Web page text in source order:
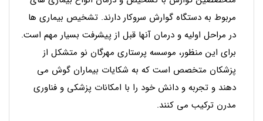
مربوط به دستگاه گوارش سروکار دارند. تشخیص بیماری ها
در مراحل اولیه و درمان آنها قبل از پیشرفت بسیار مهم است.
برای این منظور، موسسه پرستاری مهرگان نو متشکل از
پزشکان متخصص است که به شکایات بیماران گوش می
دهند و تجربه و دانش خود را با امکانات پزشکی و فناوری
مدرن ترکیب می کنند.